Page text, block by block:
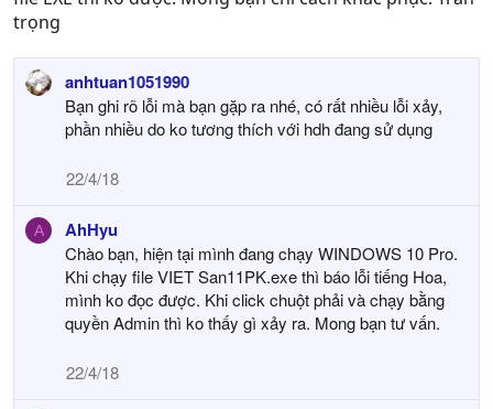
trọng
anhtuan1051990
Bạn ghi rõ lỗi mà bạn gặp ra nhé, có rất nhiều lỗi xảy,
phần nhiều do ko tương thích với hdh đang sử dụng
22/4/18
A AhHyu
Chào bạn, hiện tại mình đang chạy WINDOWS 10 Pro.
Khi chạy file VIET San11PK.exe thì báo lỗi tiếng Hoa,
mình ko đọc được. Khi click chuột phải và chạy bằng
quyền Admin thì ko thấy gì xảy ra. Mong bạn tư vấn.
22/4/18